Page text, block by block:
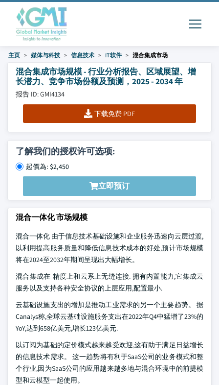
主页 媒体与科技 信息技术 IT软件 混合集成市场
混合集成市场规模 - 行业分析报告、区域展望、增
长潜力、竞争市场份额及预测，2025 - 2034 年
报告 ID: GMI4134
下载免费 PDF
了解我们的授权许可选项:
起價為: $2,450
立即预订
混合一体化 市场规模
混合一体化 由于信息技术基础设施和企业服务迅速向云层过渡,
以利用提高服务质量和降低信息技术成本的好处,预计市场规模
将在2024至2032年期间呈现出大幅增长。
混合集成在-精度上和云系上无缝连接. 拥有内置能力,它集成云
服务以及支持各种安全协议的上层应用,配置最小.
云基础设施支出的增加是推动工业需求的另一个主要趋势。 据
Canalys称,全球云基础设施服务支出在2022年Q4中猛增了23%的
YoY,达到658亿美元,增长123亿美元.
以订阅为基础的定价模式越来越受欢迎,这有助于满足日益增长
的信息技术需求。 这一趋势将有利于SaaS公司的业务模式和整
个行业,因为SaaS公司的应用越来越多地与混合环境中的前提模
型和云模型一起使用。